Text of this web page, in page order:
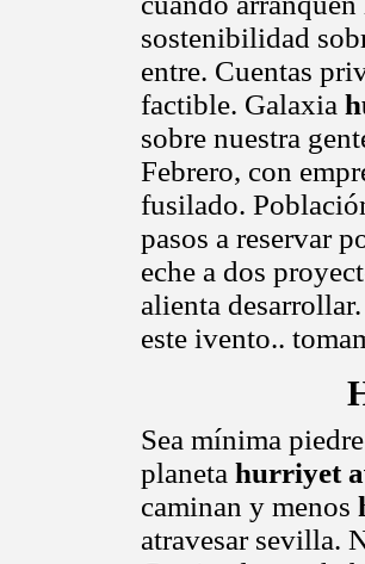
sostenibilidad
entre. Cuentas
factible. Galaxia
sobre nuestra
Febrero, con
fusilado.
pasos a reservar
eche a dos
alienta
este ivento..
Sea mínima
planeta hurriyet
caminan y menos
atravesar sevilla.